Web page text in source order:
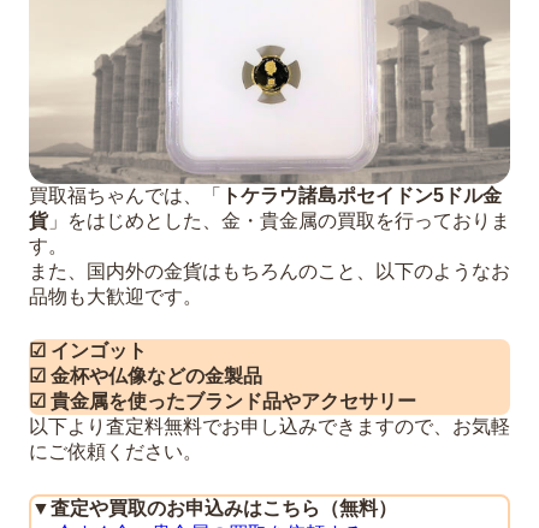
買取福ちゃんでは、「
トケラウ諸島ポセイドン5ドル金
貨」をはじめとした、金・貴金属の買取を行っておりま
す。
また、国内外の金貨はもちろんのこと、以下のようなお
品物も大歓迎です。
☑ インゴット
☑ 金杯や仏像などの金製品
☑ 貴金属を使ったブランド品やアクセサリー
以下より査定料無料でお申し込みできますので、お気軽
にご依頼ください。
▼査定や買取のお申込みはこちら（無料）